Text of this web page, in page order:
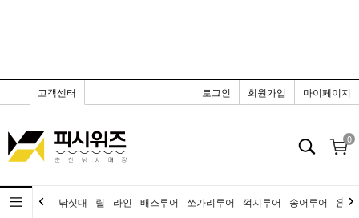
고객센터 로그인 회원가입 마이페이지
0
낚싯대 릴 라인 배스루어 쏘가리루어 꺽지루어 송어루어 은어